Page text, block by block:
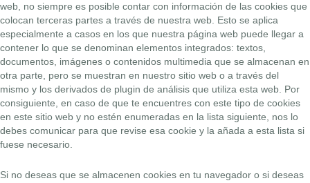
web, no siempre es posible contar con información de las cookies que
colocan terceras partes a través de nuestra web. Esto se aplica
especialmente a casos en los que nuestra página web puede llegar a
contener lo que se denominan elementos integrados: textos,
documentos, imágenes o contenidos multimedia que se almacenan en
otra parte, pero se muestran en nuestro sitio web o a través del
mismo y los derivados de plugin de análisis que utiliza esta web. Por
consiguiente, en caso de que te encuentres con este tipo de cookies
en este sitio web y no estén enumeradas en la lista siguiente, nos lo
debes comunicar para que revise esa cookie y la añada a esta lista si
fuese necesario.
Si no deseas que se almacenen cookies en tu navegador o si deseas